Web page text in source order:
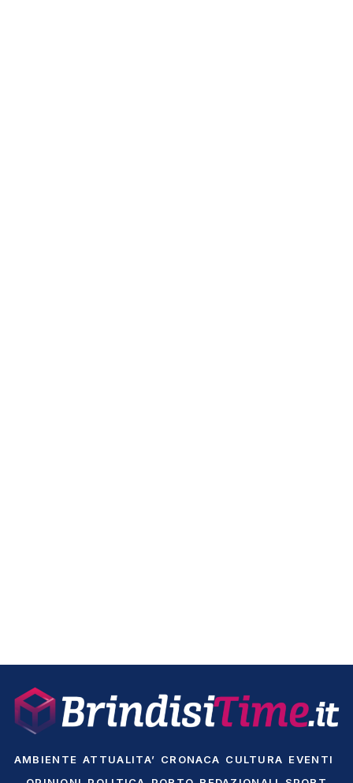
AMBIENTE ATTUALITA’ CRONACA CULTURA EVENTI